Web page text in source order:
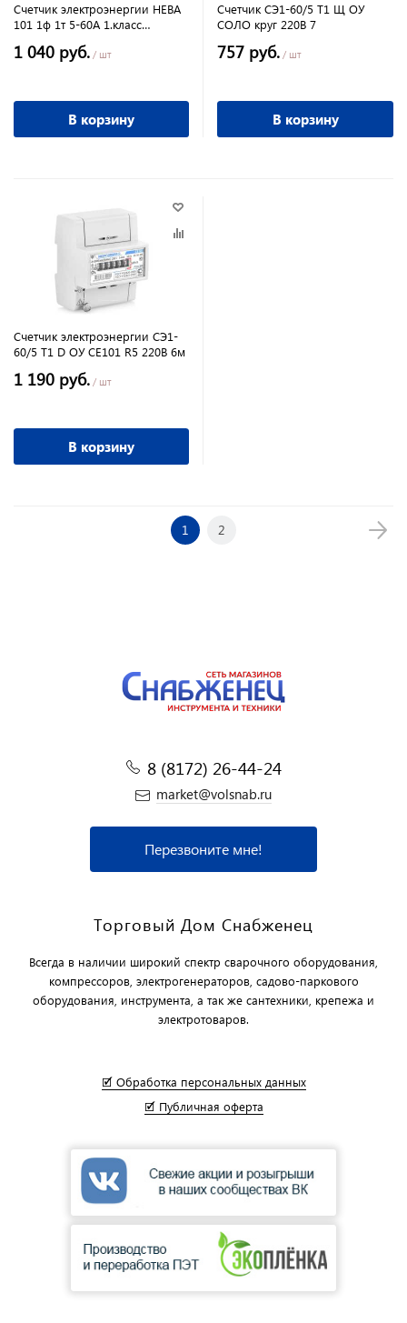
Счетчик электроэнергии НЕВА
101 1ф 1т 5-60А 1.класс
1 040 руб. / шт
В корзину
Счетчик СЭ1-60/5 Т1 Щ ОУ
СОЛО круг 220В 7
757 руб. / шт
В корзину
Счетчик электроэнергии СЭ1-
60/5 Т1 D OУ СЕ101 R5 220В 6м
1 190 руб. / шт
В корзину
1 2
8 (8172) 26-44-24
market@volsnab.ru
Перезвоните мне!
Торговый Дом Снабженец
Всегда в наличии широкий спектр сварочного оборудования,
компрессоров, электрогенераторов, садово-паркового
оборудования, инструмента, а так же сантехники, крепежа и
электротоваров.
🗹 Обработка персональных данных
🗹 Публичная оферта